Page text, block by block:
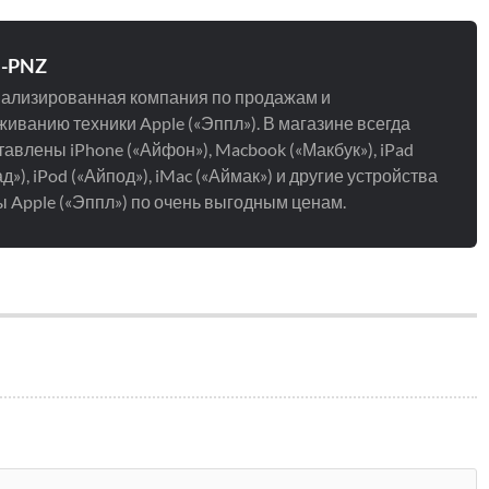
PNZ
компания по продажам и
техники Apple («Эппл»). В магазине всегда
iPhone («Айфон»), Macbook («Макбук»), iPad
iPod («Айпод»), iMac («Аймак») и другие устройства
(«Эппл») по очень выгодным ценам.